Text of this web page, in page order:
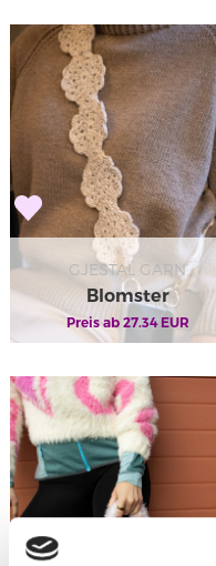
GJESTAL GARN
Blomster
Umhängegurt 327-04
Preis ab 27.34EUR